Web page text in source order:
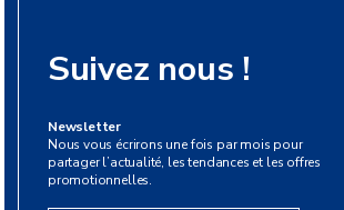
Suivez nous !
Newsletter
Nous vous écrirons une fois par mois pour
partager l’actualité, les tendances et les offres
promotionnelles.